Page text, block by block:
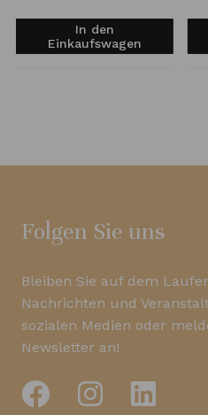
In den
Einkaufswagen
Folgen Sie uns
Bleiben Sie auf dem
Nachrichten und
sozialen Medien oder
Newsletter an!